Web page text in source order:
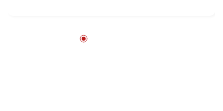
excelência absoluta no mercado imobiliário de